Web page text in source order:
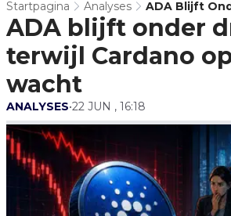
Startpagina Analyses
ADA Blijft
Cardano Op
ADA blijft onder
terwijl Cardano
wacht
ANALYSES•22 JUN , 16:18